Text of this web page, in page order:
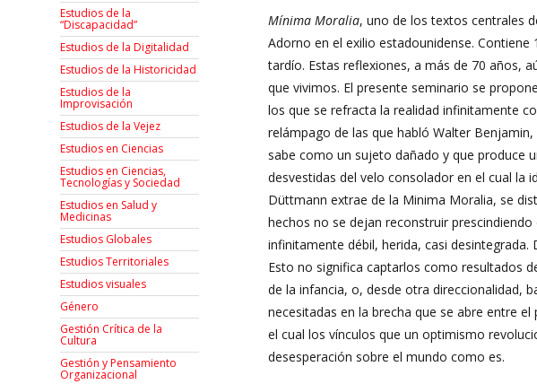
Mínima Moralia, uno de los textos centrales
Adorno en el exilio estadounidense. Contiene
tardío. Estas reflexiones, a más de 70 años,
que vivimos. El presente seminario se
los que se refracta la realidad infinitamente
relámpago de las que habló Walter
sabe como un sujeto dañado y que produce
desvestidas del velo consolador en el cual la
Düttmann extrae de la Minima Moralia, se
hechos no se dejan reconstruir
infinitamente débil, herida, casi
Esto no significa captarlos como resultados
de la infancia, o, desde otra direccionalidad,
necesitadas en la brecha que se abre entre
el cual los vínculos que un optimismo
desesperación sobre el mundo como es.
Estudios de la
“Discapacidad”
Estudios de la Digitalidad
Estudios de la Historicidad
Estudios de la
Improvisación
Estudios de la Vejez
Estudios en Ciencias
Estudios en Ciencias,
Tecnologías y Sociedad
Estudios en Salud y
Medicinas
Estudios Globales
Estudios Territoriales
Estudios visuales
Género
Gestión Crítica de la
Cultura
Gestión y Pensamiento
Organizacional